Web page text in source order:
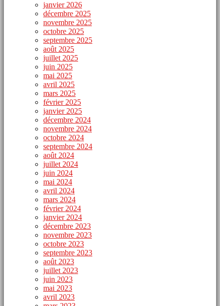
janvier 2026
décembre 2025
novembre 2025
octobre 2025
septembre 2025
août 2025
juillet 2025
juin 2025
mai 2025
avril 2025
mars 2025
février 2025
janvier 2025
décembre 2024
novembre 2024
octobre 2024
septembre 2024
août 2024
juillet 2024
juin 2024
mai 2024
avril 2024
mars 2024
février 2024
janvier 2024
décembre 2023
novembre 2023
octobre 2023
septembre 2023
août 2023
juillet 2023
juin 2023
mai 2023
avril 2023